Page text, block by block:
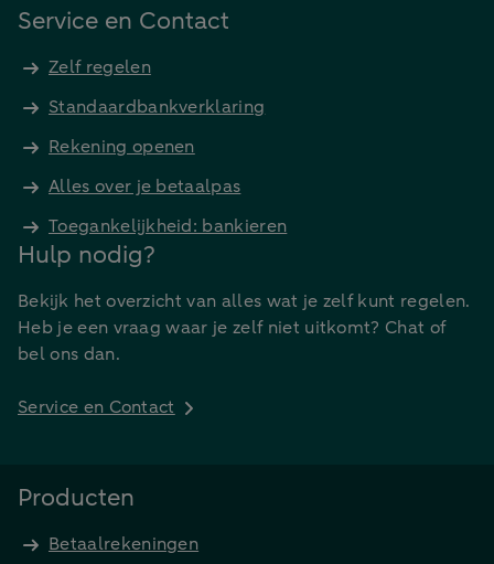
Service en Contact
Zelf regelen
Standaardbankverklaring
Rekening openen
Alles over je betaalpas
Toegankelijkheid: bankieren
Hulp nodig?
Bekijk het overzicht van alles wat je zelf kunt regelen.
Heb je een vraag waar je zelf niet uitkomt? Chat of
bel ons dan.
Service en Contact
Producten
Betaalrekeningen